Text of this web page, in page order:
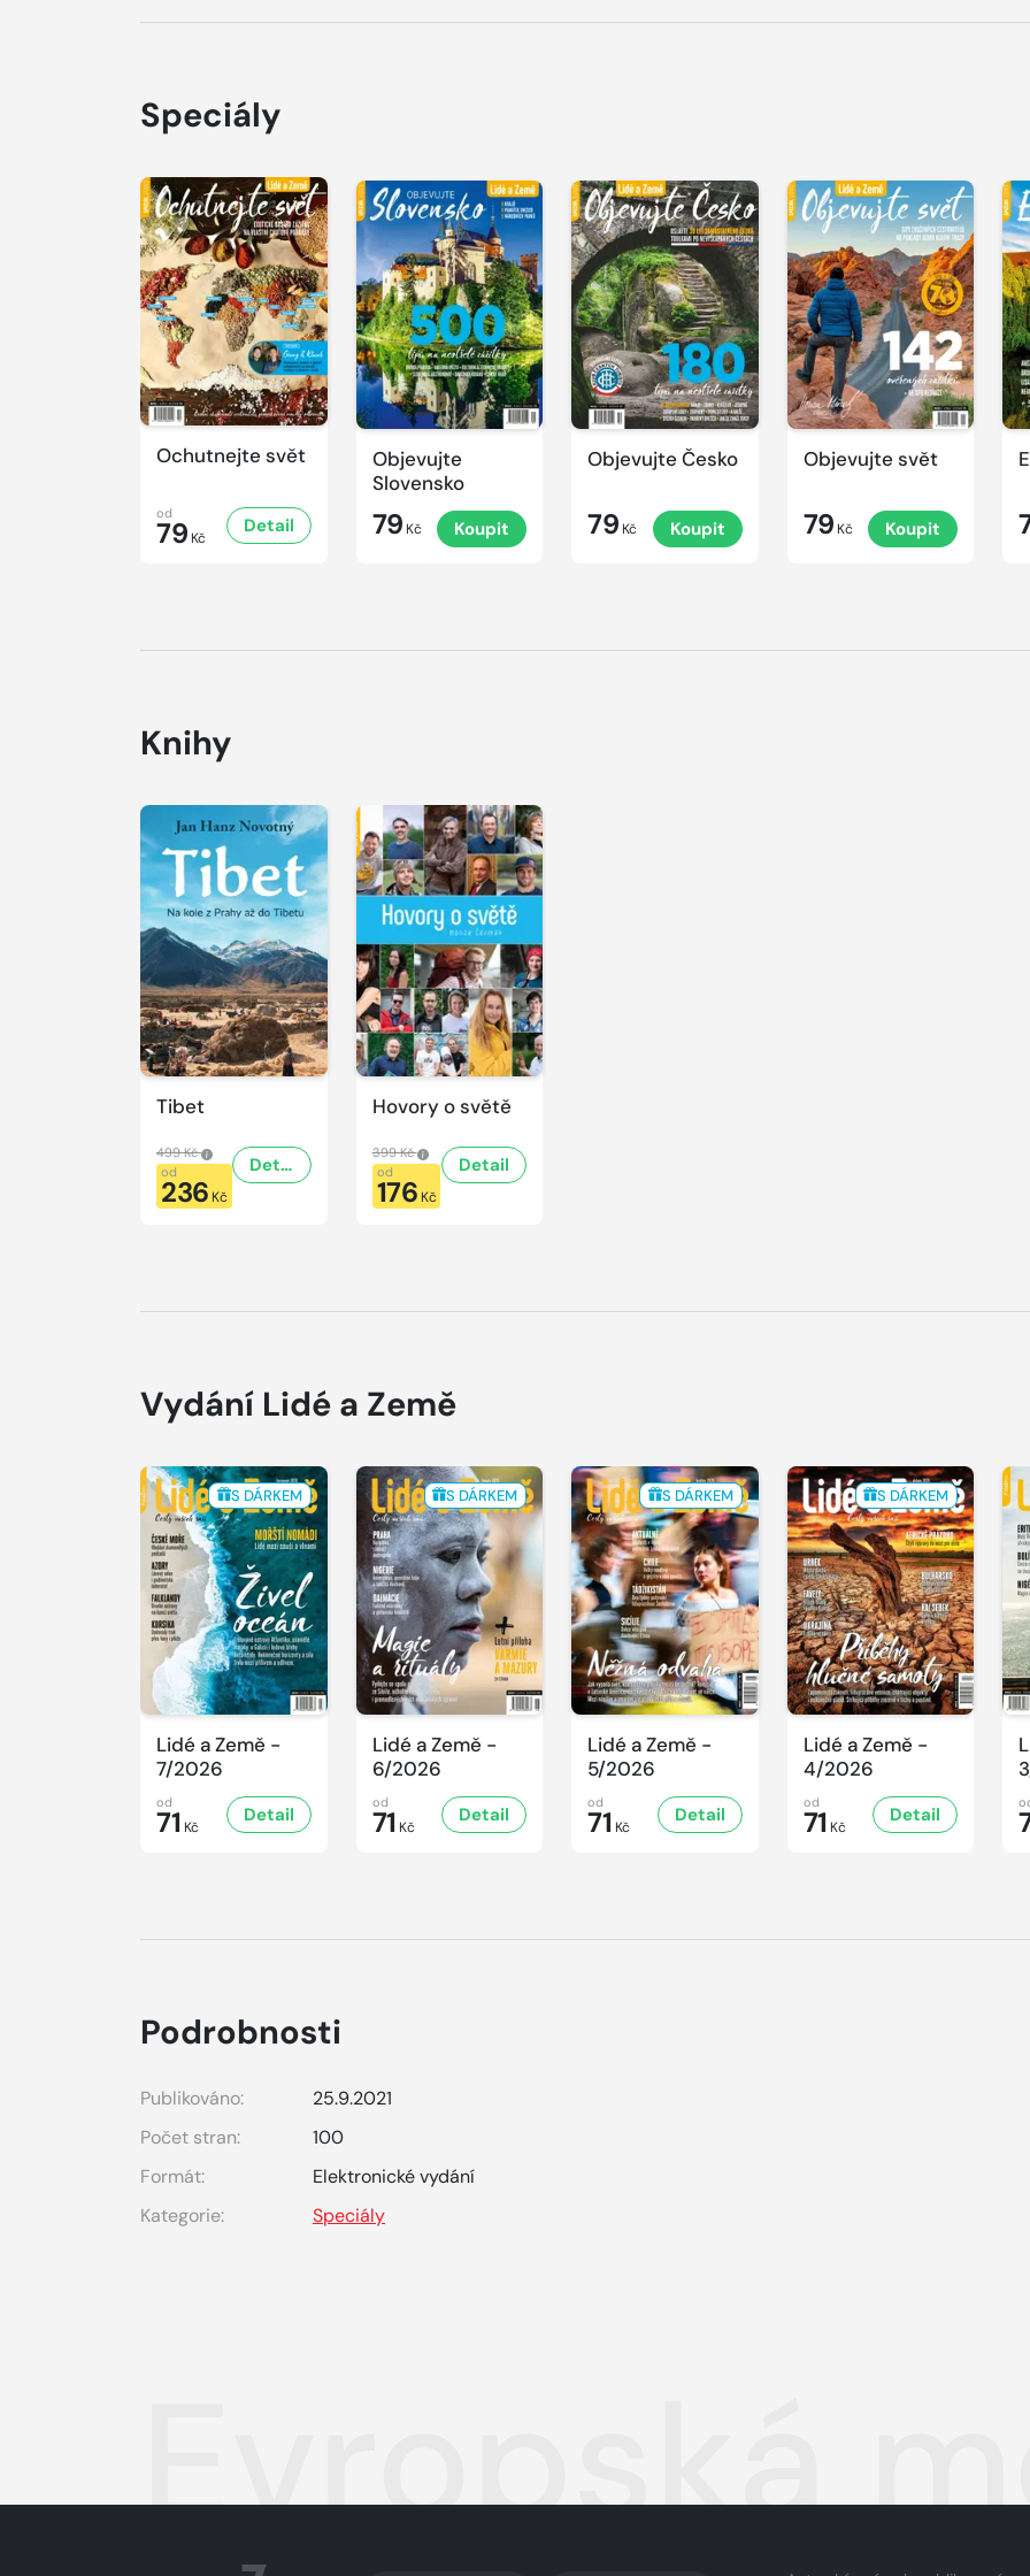
Speciály
Ochutnejte svět
od
79 Kč
Detail
Objevujte
Slovensko
79 Kč Koupit
Objevujte Česko
79 Kč Koupit
Objevujte svět
79 Kč Koupit
Knihy
Tibet
499 Kč
od
236 Kč
Detail
Hovory o světě
399 Kč
od
176 Kč
Detail
Vydání Lidé a Země
S DÁRKEM
Lidé a Země -
7/2026
od
71 Kč
Detail
S DÁRKEM
Lidé a Země -
6/2026
od
71 Kč
Detail
S DÁRKEM
Lidé a Země -
5/2026
od
71 Kč
Detail
S DÁRKEM
Lidé a Země -
4/2026
od
71 Kč
Detail
Podrobnosti
Publikováno:
25.9.2021
Počet stran:
100
Formát:
Elektronické vydání
Kategorie:
Speciály
Evropská